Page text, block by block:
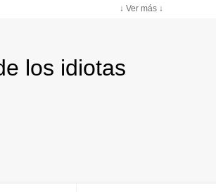
↓ Ver más ↓
los idiotas